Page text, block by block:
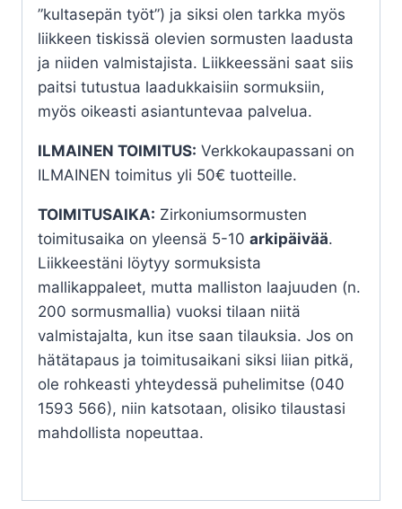
”kultasepän työt”) ja siksi olen tarkka myös
liikkeen tiskissä olevien sormusten laadusta
ja niiden valmistajista. Liikkeessäni saat siis
paitsi tutustua laadukkaisiin sormuksiin,
myös oikeasti asiantuntevaa palvelua.
ILMAINEN TOIMITUS: Verkkokaupassani on
ILMAINEN toimitus yli 50€ tuotteille.
TOIMITUSAIKA: Zirkoniumsormusten
toimitusaika on yleensä 5-10 arkipäivää.
Liikkeestäni löytyy sormuksista
mallikappaleet, mutta malliston laajuuden (n.
200 sormusmallia) vuoksi tilaan niitä
valmistajalta, kun itse saan tilauksia. Jos on
hätätapaus ja toimitusaikani siksi liian pitkä,
ole rohkeasti yhteydessä puhelimitse (040
1593 566), niin katsotaan, olisiko tilaustasi
mahdollista nopeuttaa.